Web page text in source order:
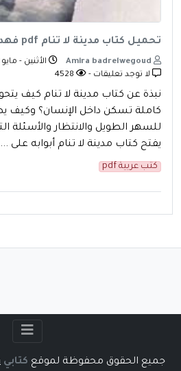
تحميل كتاب مدينة لا تنام pdf فهد العودة برابط مجاني
الأثنين - مايو 18, 2026
لا توجد تعليقات -
نبذة عن كتاب مدينة لا تنام كيف
كاملة تسكن داخل الإنسان؟
للسهر الطويل والانتظار والأسئلة
يفتح كتاب مدينة لا تنام أبوابه على ...
كتب عربية pdf
جميع الحقوق محفوظة لموقع كتابي